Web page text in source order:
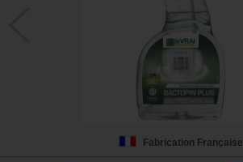
Fabrication Française